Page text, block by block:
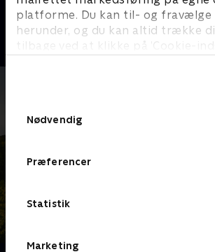
platforme. Du kan til- og fravælge
herunder, og du kan altid trække
tilbage ved at klikke på ’Cookie-
Nødvendig
Præferencer
Statistik
Marketing
Drømmeslot på højkant
Livsstil • 1 sæsoner